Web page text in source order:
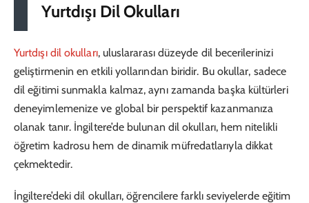
Yurtdışı Dil Okulları
Yurtdışı dil okulları, uluslararası düzeyde dil becerilerinizi
geliştirmenin en etkili yollarından biridir. Bu okullar, sadece
dil eğitimi sunmakla kalmaz, aynı zamanda başka kültürleri
deneyimlemenize ve global bir perspektif kazanmanıza
olanak tanır. İngiltere’de bulunan dil okulları, hem nitelikli
öğretim kadrosu hem de dinamik müfredatlarıyla dikkat
çekmektedir.
İngiltere’deki dil okulları, öğrencilere farklı seviyelerde eğitim